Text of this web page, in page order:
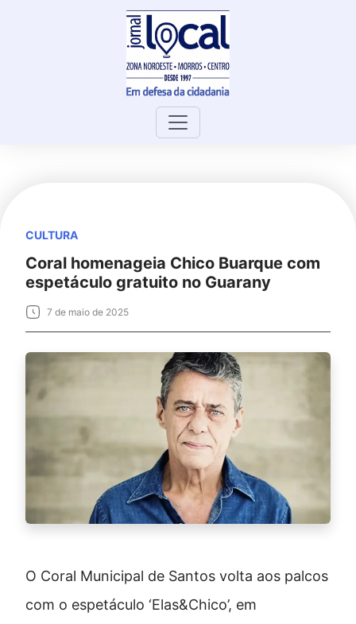
CULTURA
Coral homenageia Chico Buarque com
espetáculo gratuito no Guarany
7 de maio de 2025
O Coral Municipal de Santos volta aos palcos
com o espetáculo ‘Elas&Chico’, em